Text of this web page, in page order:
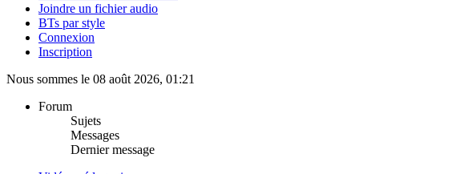
Joindre un fichier audio
BTs par style
Connexion
Inscription
Nous sommes le 08 août 2026, 01:21
Forum
Sujets
Messages
Dernier message